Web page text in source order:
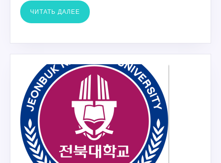
ЧИТАТЬ ДАЛЕЕ ЧИТАТЬ
ДАЛЕЕ